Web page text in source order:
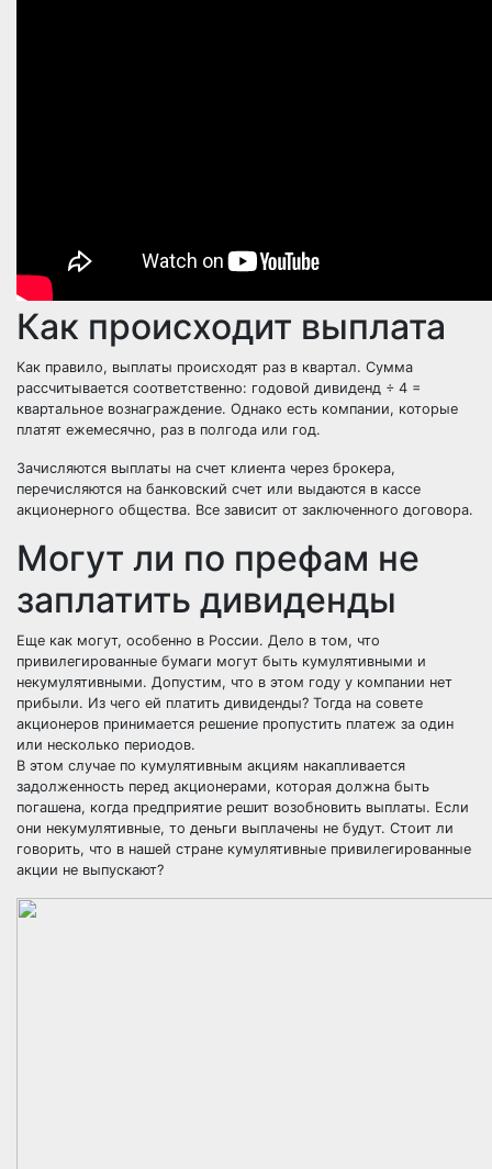
Как происходит выплата
Как правило, выплаты происходят раз в квартал. Сумма
рассчитывается соответственно: годовой дивиденд ÷ 4 =
квартальное вознаграждение. Однако есть компании, которые
платят ежемесячно, раз в полгода или год.
Зачисляются выплаты на счет клиента через брокера,
перечисляются на банковский счет или выдаются в кассе
акционерного общества. Все зависит от заключенного договора.
Могут ли по префам не
заплатить дивиденды
Еще как могут, особенно в России. Дело в том, что
привилегированные бумаги могут быть кумулятивными и
некумулятивными. Допустим, что в этом году у компании нет
прибыли. Из чего ей платить дивиденды? Тогда на совете
акционеров принимается решение пропустить платеж за один
или несколько периодов.
В этом случае по кумулятивным акциям накапливается
задолженность перед акционерами, которая должна быть
погашена, когда предприятие решит возобновить выплаты. Если
они некумулятивные, то деньги выплачены не будут. Стоит ли
говорить, что в нашей стране кумулятивные привилегированные
акции не выпускают?